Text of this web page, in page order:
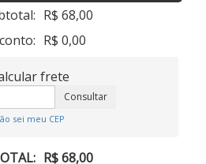
R$ 68,00
R$ 0,00
frete
sei meu CEP
R$ 68,00